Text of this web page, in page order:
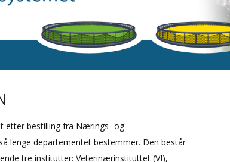
etter bestilling fra Nærings- og
lenge departementet bestemmer. Den består
tre institutter: Veterinærinstituttet (VI),